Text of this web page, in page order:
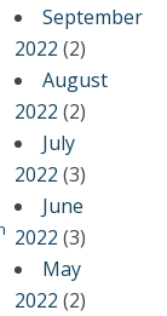
September
2022 (2)
August
2022 (2)
July
2022 (3)
June
2022 (3)
May
2022 (2)